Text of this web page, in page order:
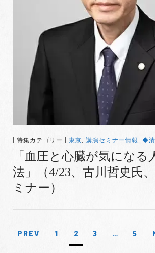
[ 特集カテゴリー ] 東京, 講演セミナー情報 , ◆
「血圧と心臓が気になる
法」（4/23、古川哲史氏
ミナー）
PREV 1 2 3 … 5